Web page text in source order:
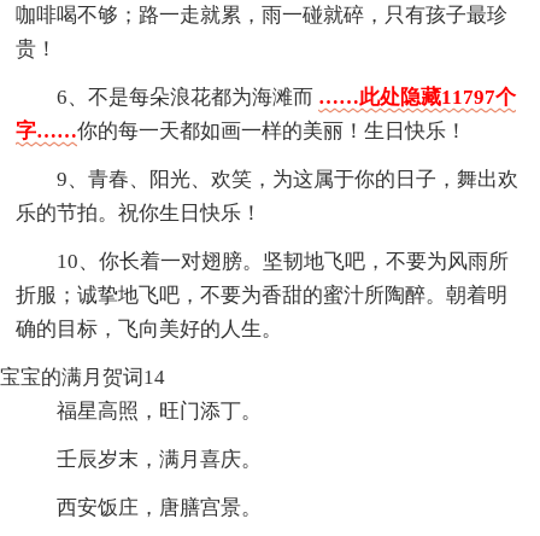
咖啡喝不够；路一走就累，雨一碰就碎，只有孩子最珍
贵！
6、不是每朵浪花都为海滩而 ……此处隐藏11797个
字……你的每一天都如画一样的美丽！生日快乐！
9、青春、阳光、欢笑，为这属于你的日子，舞出欢
乐的节拍。祝你生日快乐！
10、你长着一对翅膀。坚韧地飞吧，不要为风雨所
折服；诚挚地飞吧，不要为香甜的蜜汁所陶醉。朝着明
确的目标，飞向美好的人生。
宝宝的满月贺词14
福星高照，旺门添丁。
壬辰岁末，满月喜庆。
西安饭庄，唐膳宫景。